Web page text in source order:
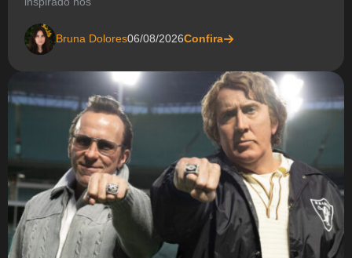
Bruna Dolores06/08/2026Confira